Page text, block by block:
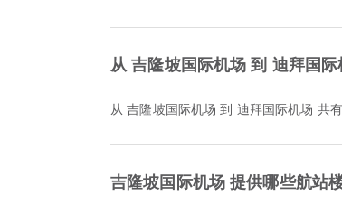
从 吉隆坡国际机场 到 迪拜国
从 吉隆坡国际机场 到 迪拜国际机场 共
吉隆坡国际机场 提供哪些航站